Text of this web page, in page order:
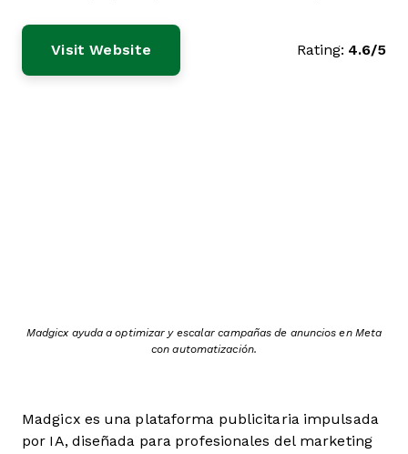
Visit Website Rating: 4.6/5
Madgicx ayuda a optimizar y escalar campañas de anuncios en Meta
con automatización.
Madgicx es una plataforma publicitaria impulsada
por IA, diseñada para profesionales del marketing